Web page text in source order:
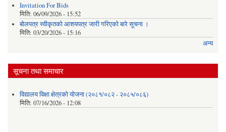
Invitation For Bids
मिति: 06/09/2026 - 15:52
बोलपत्र स्वीकृतको आशयपत्र जारी गरिएको बारे सूचना ।
मिति: 03/20/2026 - 15:16
अन्य
सूचना तथा समाचार
विद्यालय विक्षा क्षेत्रको योजना (२०८१/०८२ - २०८५/०८६)
मिति: 07/16/2026 - 12:08